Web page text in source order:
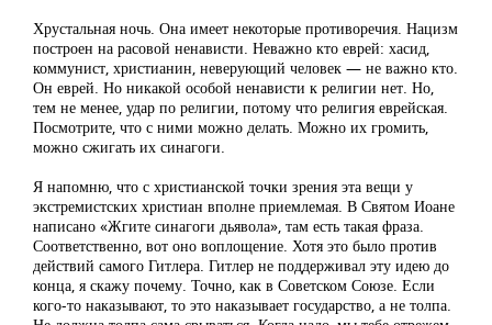
Хрустальная ночь. Она имеет некоторые противоречия. Нацизм
построен на расовой ненависти. Неважно кто еврей: хасид,
коммунист, христианин, неверующий человек — не важно кто.
Он еврей. Но никакой особой ненависти к религии нет. Но,
тем не менее, удар по религии, потому что религия еврейская.
Посмотрите, что с ними можно делать. Можно их громить,
можно сжигать их синагоги.
Я напомню, что с христианской точки зрения эта вещи у
экстремистских христиан вполне приемлемая. В Святом Иоане
написано «Жгите синагоги дьявола», там есть такая фраза.
Соответственно, вот оно воплощение. Хотя это было против
действий самого Гитлера. Гитлер не поддерживал эту идею до
конца, я скажу почему. Точно, как в Советском Союзе. Если
кого-то наказывают, то это наказывает государство, а не толпа.